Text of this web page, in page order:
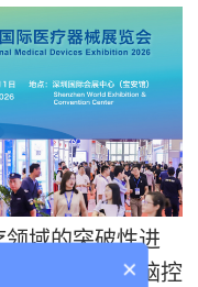
域的突破性进
调控设备、脑控
×